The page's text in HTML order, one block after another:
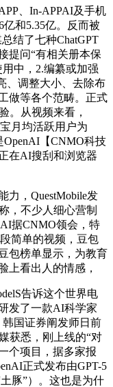
、In-APPAI及手机
和5.35亿。反而被
结了七种ChatGPT
提问“有相关册本保
中，2.编纂或加强
、调整大小、去除布
做等各个范畴。正式
。从视频来看，
月均活跃用户为
【CNMO科技
在AI搜刮和浏览器
，QuestMobile发
，不少人细心营制
据CNMO领会，特
简单的视频，豆包
包榜单显示，为教育
上看出人的情感，
告诉这个世界电
发了一款AI科学家
韩国证券阐发师日前
获悉，刚上线的“对
个项目，据多家报
正式发布由GPT-5
豚”）。这也是为什